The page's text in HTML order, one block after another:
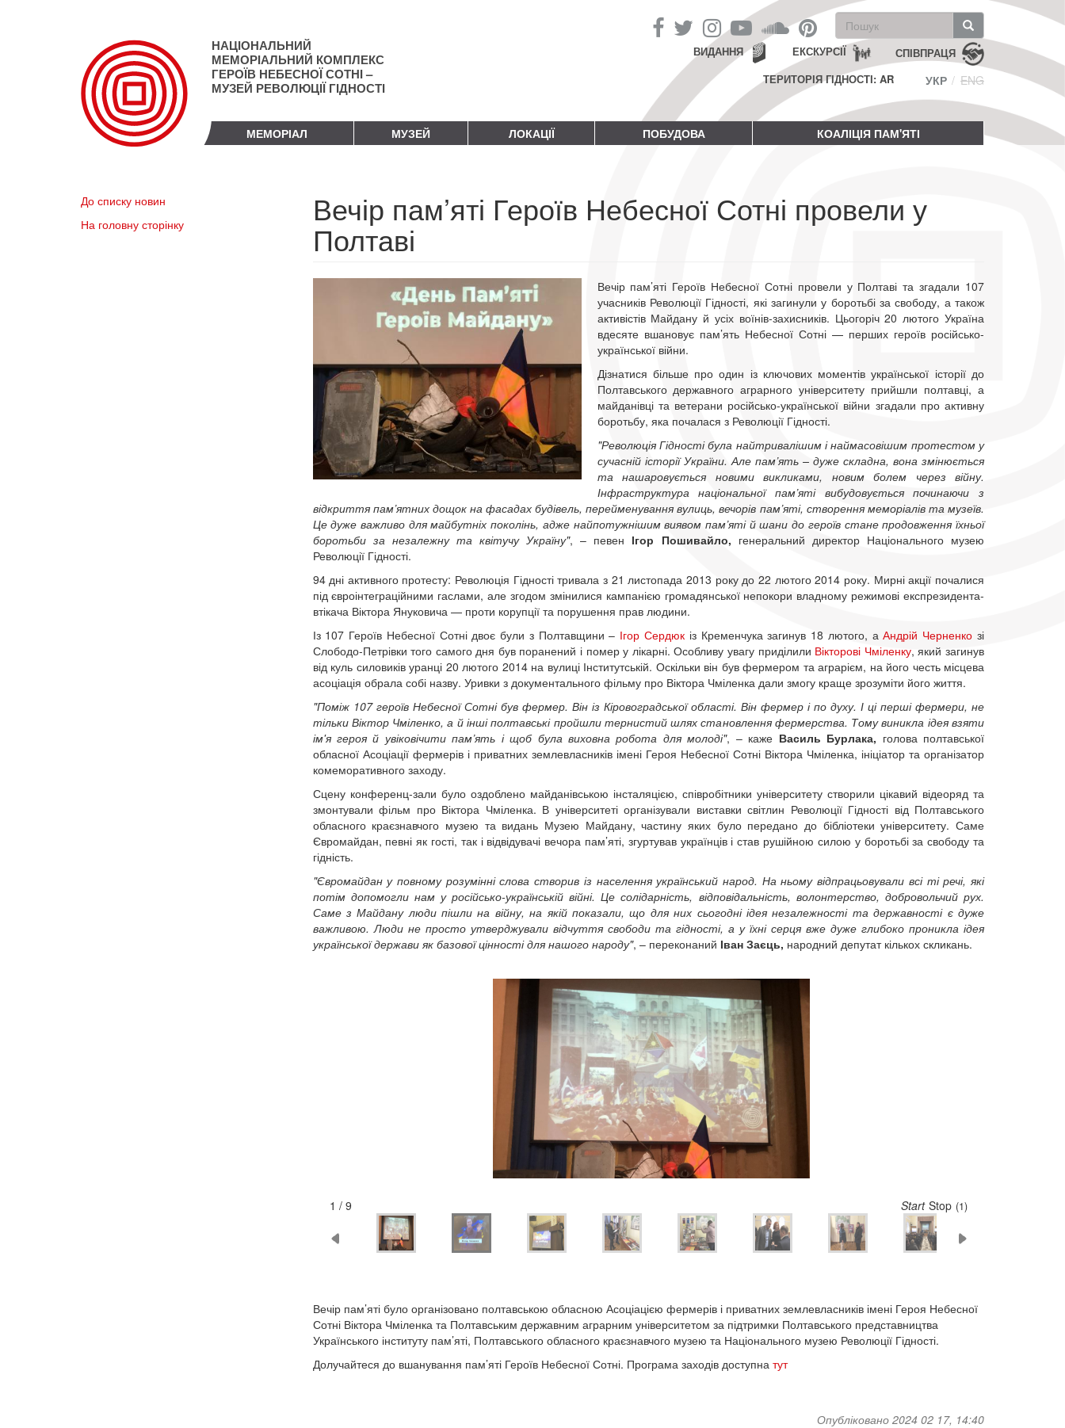
НАЦІОНАЛЬНИЙ
МЕМОРІАЛЬНИЙ КОМПЛЕКС
ГЕРОЇВ НЕБЕСНОЇ СОТНІ –
МУЗЕЙ РЕВОЛЮЦІЇ ГІДНОСТІ
Пошукова
форма
Пошук СПІВПРАЦЯ
ЕКСКУРСІЇ
ВИДАННЯ
ТЕРИТОРІЯ ГІДНОСТІ: AR
УКР ENG
МЕМОРІАЛ МУЗЕЙ ЛОКАЦІЇ ПОБУДОВА КОАЛІЦІЯ ПАМ'ЯТІ
До списку новин
На головну сторінку
Вечір пам’яті Героїв Небесної Сотні провели у
Полтаві
Вечір пам’яті Героїв Небесної Сотні провели у Полтаві та згадали 107
учасників Революції Гідності, які загинули у боротьбі за свободу, а також
активістів Майдану й усіх воїнів-захисників. Цьогоріч 20 лютого Україна
вдесяте вшановує пам’ять Небесної Сотні — перших героїв російсько-
української війни.
Дізнатися більше про один із ключових моментів української історії до
Полтавського державного аграрного університету прийшли полтавці, а
майданівці та ветерани російсько-української війни згадали про активну
боротьбу, яка почалася з Революції Гідності.
"Революція Гідності була найтривалішим і наймасовішим протестом у
сучасній історії України. Але пам’ять – дуже складна, вона змінюється
та нашаровується новими викликами, новим болем через війну.
Інфраструктура національної пам’яті вибудовується починаючи з
відкриття пам’ятних дощок на фасадах будівель, перейменування вулиць, вечорів пам’яті, створення меморіалів та музеїв.
Це дуже важливо для майбутніх поколінь, адже найпотужнішим виявом пам’яті й шани до героїв стане продовження їхньої
боротьби за незалежну та квітучу Україну", – певен Ігор Пошивайло, генеральний директор Національного музею
Революції Гідності.
94 дні активного протесту: Революція Гідності тривала з 21 листопада 2013 року до 22 лютого 2014 року. Мирні акції почалися
під євроінтеграційними гаслами, але згодом змінилися кампанією громадянської непокори владному режимові експрезидента-
втікача Віктора Януковича — проти корупції та порушення прав людини.
Із 107 Героїв Небесної Сотні двоє були з Полтавщини – Ігор Сердюк із Кременчука загинув 18 лютого, аАндрій Черненко зі
Слободо-Петрівки того самого дня був поранений і помер у лікарні. Особливу увагу приділили Вікторові Чміленку, який загинув
від куль силовиків уранці 20 лютого 2014 на вулиці Інститутській. Оскільки він був фермером та аграрієм, на його честь місцева
асоціація обрала собі назву. Уривки з документального фільму про Віктора Чміленка дали змогу краще зрозуміти його життя.
"Поміж 107 героїв Небесної Сотні був фермер. Він із Кіровоградської області. Він фермер і по духу. І ці перші фермери, не
тільки Віктор Чміленко, а й інші полтавські пройшли тернистий шлях становлення фермерства. Тому виникла ідея взяти
ім'я героя й увіковічити пам’ять і щоб була виховна робота для молоді", – каже Василь Бурлака, голова полтавської
обласної Асоціації фермерів і приватних землевласників імені Героя Небесної Сотні Віктора Чміленка, ініціатор та організатор
комеморативного заходу.
Сцену конференц-зали було оздоблено майданівською інсталяцією, співробітники університету створили цікавий відеоряд та
змонтували фільм про Віктора Чміленка. В університеті організували виставки світлин Революції Гідності від Полтавського
обласного краєзнавчого музею та видань Музею Майдану, частину яких було передано до бібліотеки університету. Саме
Євромайдан, певні як гості, так і відвідувачі вечора пам’яті, згуртував українців і став рушійною силою у боротьбі за свободу та
гідність.
"Євромайдан у повному розумінні слова створив із населення український народ. На ньому відпрацьовували всі ті речі, які
потім допомогли нам у російсько-українській війні. Це солідарність, відповідальність, волонтерство, добровольчий рух.
Саме з Майдану люди пішли на війну, на якій показали, що для них сьогодні ідея незалежності та державності є дуже
важливою. Люди не просто утверджували відчуття свободи та гідності, а у їхні серця вже дуже глибоко проникла ідея
української держави як базової цінності для нашого народу", – переконаний Іван Заєць, народний депутат кількох скликань.
2 / 9 Start Stop (5)
Вечір пам’яті було організовано полтавською обласною Асоціацією фермерів і приватних землевласників імені Героя Небесної
Сотні Віктора Чміленка та Полтавським державним аграрним університетом за підтримки Полтавського представництва
Українського інституту пам’яті, Полтавського обласного краєзнавчого музею та Національного музею Революції Гідності.
Долучайтеся до вшанування пам’яті Героїв Небесної Сотні. Програма заходів доступна тут
Опубліковано 2024 02 17, 14:40